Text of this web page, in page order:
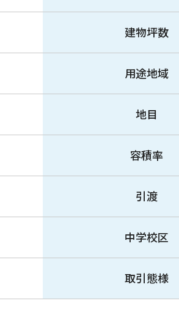
建物坪数
用途地域
地目
容積率
引渡
中学校区
取引態様